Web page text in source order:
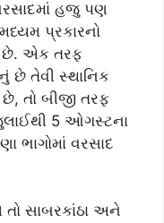
હજુ પણ
મધ્યમ પ્રકારનો
છે. એક તરફ
છે તેવી સ્થાનિક
તો બીજી તરફ
5 ઓગસ્ટના
ભાગોમાં વરસાદ
સાબરકાંઠા અને